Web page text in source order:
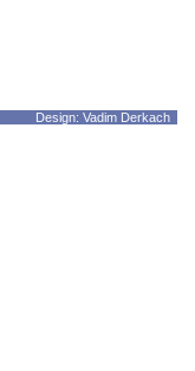
Design: Vadim Derkach